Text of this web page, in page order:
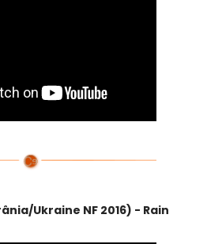
Ukraine NF 2016) - Rain